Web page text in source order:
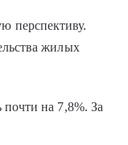
перспективу.
жилых
на 7,8%. За